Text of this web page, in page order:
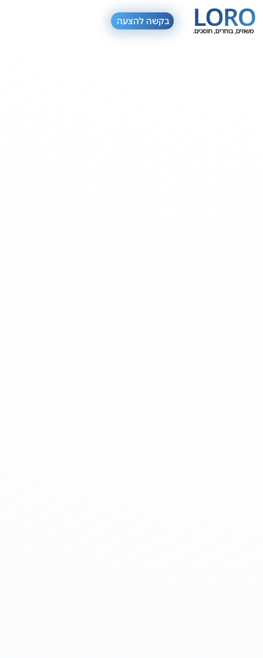
בקשה להצעה